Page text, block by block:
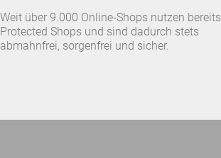
Weit über 9.000 Online-Shops nutzen bereits
Protected Shops und sind dadurch stets
abmahnfrei, sorgenfrei und sicher.